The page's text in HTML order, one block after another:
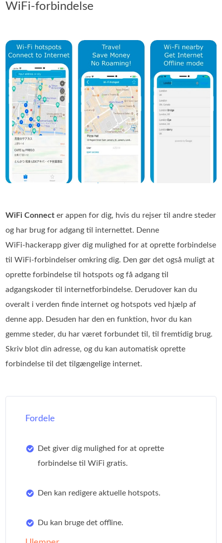
WiFi-forbindelse
WiFi Connect er appen for dig, hvis du rejser til andre steder
og har brug for adgang til internettet. Denne
WiFi‑hackerapp giver dig mulighed for at oprette forbindelse
til WiFi‑forbindelser omkring dig. Den gør det også muligt at
oprette forbindelse til hotspots og få adgang til
adgangskoder til internetforbindelse. Derudover kan du
overalt i verden finde internet og hotspots ved hjælp af
denne app. Desuden har den en funktion, hvor du kan
gemme steder, du har været forbundet til, til fremtidig brug.
Skriv blot din adresse, og du kan automatisk oprette
forbindelse til det tilgængelige internet.
Fordele
Det giver dig mulighed for at oprette
forbindelse til WiFi gratis.
Den kan redigere aktuelle hotspots.
Du kan bruge det offline.